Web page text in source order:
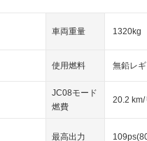
車両重量 1320kg
使用燃料 無鉛レ
JC08モード
燃費
20.2 km/
最高出力